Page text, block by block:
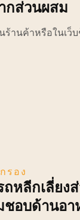
กส่วนผสม
านค้าหรือในเว็
รอง
ลีกเลี่ยง
อบด้านอ